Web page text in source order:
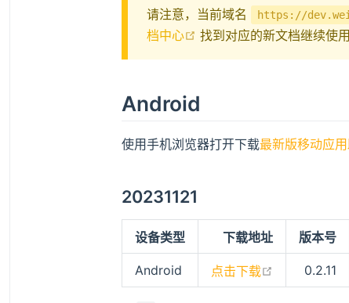
请注意，当前域名
https://
档中心
open in new window
找到对应的新文档继续使用
Android
使用手机浏览器打开下载最新版移动应
20231121
设备类型 下载地址 版本号
Android 点击下载 open in new
0.2.11